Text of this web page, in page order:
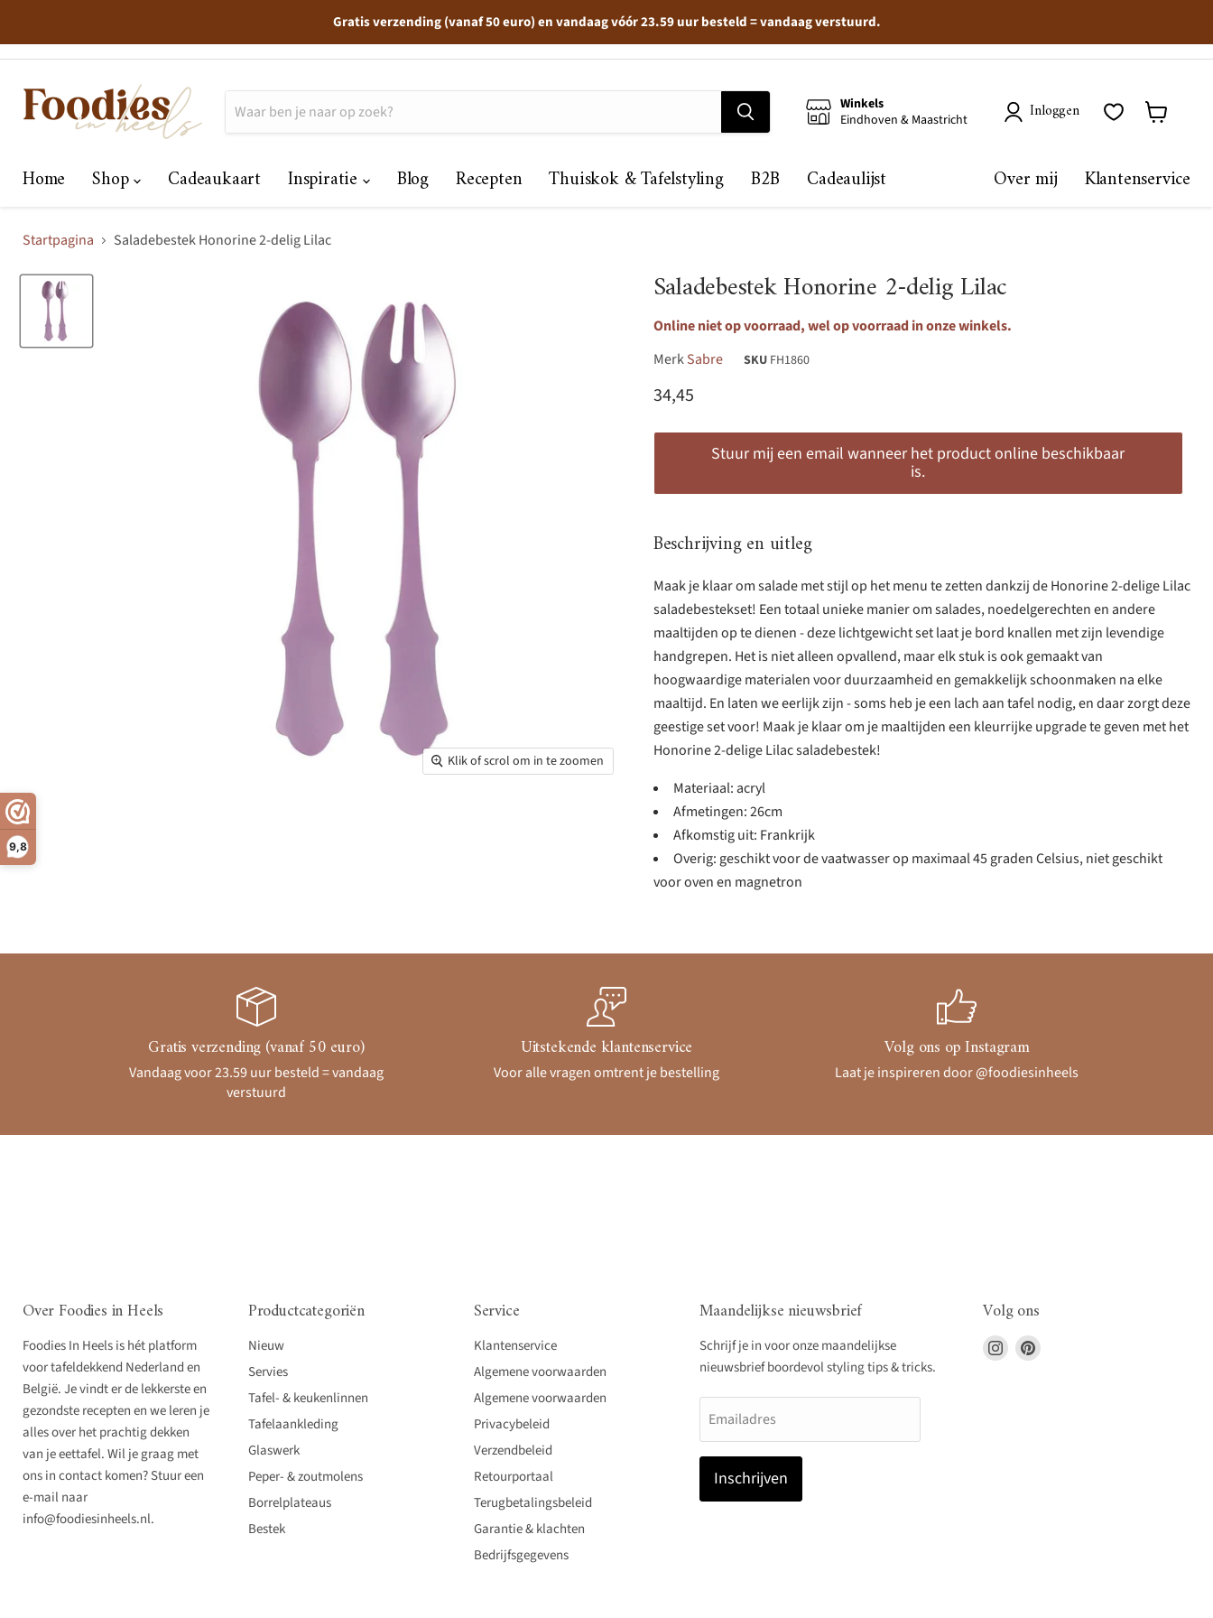
9,8
Gratis verzending (vanaf 50 euro) en vandaag vóór 23.59 uur besteld = vandaag verstuurd.
Winkels
Eindhoven & Maastricht
Inloggen
Home Shop Cadeaukaart Inspiratie Blog Recepten Thuiskok & Tafelstyling B2B Cadeaulijst Over mij Klantenservice
Startpagina Saladebestek Honorine 2-delig Lilac
Klik of scrol om in te zoomen
Saladebestek Honorine 2-delig Lilac
Online niet op voorraad, wel op voorraad in onze winkels.
MerkSabre SKU FH1860
Huidige prijs
34,45
Stuur mij een email wanneer het product online beschikbaar
is.
Beschrijving en uitleg
Maak je klaar om salade met stijl op het menu te zetten dankzij de Honorine 2-delige Lilac
saladebestekset! Een totaal unieke manier om salades, noedelgerechten en andere
maaltijden op te dienen - deze lichtgewicht set laat je bord knallen met zijn levendige
handgrepen. Het is niet alleen opvallend, maar elk stuk is ook gemaakt van
hoogwaardige materialen voor duurzaamheid en gemakkelijk schoonmaken na elke
maaltijd. En laten we eerlijk zijn - soms heb je een lach aan tafel nodig, en daar zorgt deze
geestige set voor! Maak je klaar om je maaltijden een kleurrijke upgrade te geven met het
Honorine 2-delige Lilac saladebestek!
Materiaal: acryl
Afmetingen: 26cm
Afkomstig uit: Frankrijk
Overig: geschikt voor de vaatwasser op maximaal 45 graden Celsius, niet geschikt
voor oven en magnetron
Gratis verzending (vanaf 50 euro)
Vandaag voor 23.59 uur besteld = vandaag
verstuurd
Uitstekende klantenservice
Voor alle vragen omtrent je bestelling
Volg ons op Instagram
Laat je inspireren door @foodiesinheels
Over Foodies in Heels
Foodies In Heels is hét platform
voor tafeldekkend Nederland en
België. Je vindt er de lekkerste en
gezondste recepten en we leren je
alles over het prachtig dekken
van je eettafel. Wil je graag met
ons in contact komen? Stuur een
e-mail naar
info@foodiesinheels.nl.
Productcategoriën
Nieuw
Servies
Tafel- & keukenlinnen
Tafelaankleding
Glaswerk
Peper- & zoutmolens
Borrelplateaus
Bestek
Service
Klantenservice
Algemene voorwaarden
Algemene voorwaarden
Privacybeleid
Verzendbeleid
Retourportaal
Terugbetalingsbeleid
Garantie & klachten
Bedrijfsgegevens
Maandelijkse nieuwsbrief
Schrijf je in voor onze maandelijkse
nieuwsbrief boordevol styling tips & tricks.
Emailadres
Inschrijven
Volg ons
Vind
ons
Vind